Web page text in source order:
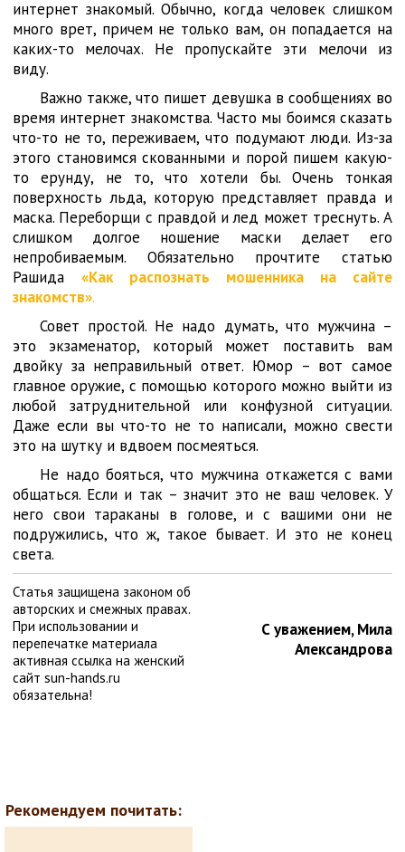
интернет знакомый. Обычно, когда человек слишком
много врет, причем не только вам, он попадается на
каких-то мелочах. Не пропускайте эти мелочи из
виду.
Важно также, что пишет девушка в сообщениях во
время интернет знакомства. Часто мы боимся сказать
что-то не то, переживаем, что подумают люди. Из-за
этого становимся скованными и порой пишем какую-
то ерунду, не то, что хотели бы. Очень тонкая
поверхность льда, которую представляет правда и
маска. Переборщи с правдой и лед может треснуть. А
слишком долгое ношение маски делает его
непробиваемым. Обязательно прочтите статью
Рашида «Как распознать мошенника на сайте
знакомств».
Совет простой. Не надо думать, что мужчина –
это экзаменатор, который может поставить вам
двойку за неправильный ответ. Юмор – вот самое
главное оружие, с помощью которого можно выйти из
любой затруднительной или конфузной ситуации.
Даже если вы что-то не то написали, можно свести
это на шутку и вдвоем посмеяться.
Не надо бояться, что мужчина откажется с вами
общаться. Если и так – значит это не ваш человек. У
него свои тараканы в голове, и с вашими они не
подружились, что ж, такое бывает. И это не конец
света.
Статья защищена законом об
авторских и смежных правах.
При использовании и
перепечатке материала
активная ссылка на женский
сайт sun-hands.ru
обязательна!
С уважением, Мила
Александрова
Рекомендуем почитать: